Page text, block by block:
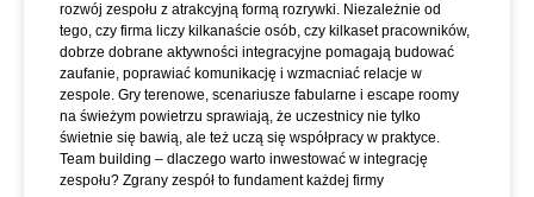
rozwój zespołu z atrakcyjną formą rozrywki. Niezależnie od
tego, czy firma liczy kilkanaście osób, czy kilkaset pracowników,
dobrze dobrane aktywności integracyjne pomagają budować
zaufanie, poprawiać komunikację i wzmacniać relacje w
zespole. Gry terenowe, scenariusze fabularne i escape roomy
na świeżym powietrzu sprawiają, że uczestnicy nie tylko
świetnie się bawią, ale też uczą się współpracy w praktyce.
Team building – dlaczego warto inwestować w integrację
zespołu? Zgrany zespół to fundament każdej firmy